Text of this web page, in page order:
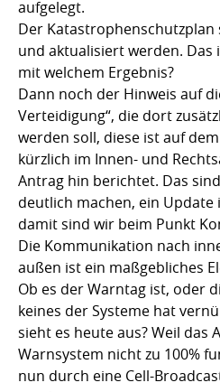
aufgelegt.
Der
und aktualisiert werden.
mit welchem Ergebnis?
Dann noch der Hinweis auf
Verteidigung“, die dort
werden soll, diese ist auf
kürzlich im Innen- und
Antrag hin berichtet. Das
deutlich machen, ein
damit sind wir beim Punkt
Die Kommunikation nach
außen ist ein maßgebliches
Ob es der Warntag ist, oder
keines der Systeme hat
sieht es heute aus? Weil das
Warnsystem nicht zu 100%
nun durch eine Cell-